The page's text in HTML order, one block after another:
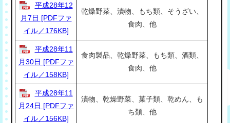
平成28年12
月7日 [PDFファ
イル／176KB]
乾燥野菜、漬物、もち類、そうざい、
食肉、他
平成28年11
月30日 [PDFファ
イル／158KB]
食肉製品、乾燥野菜、もち類、酒類、
食肉、他
平成28年11
月24日 [PDFファ
イル／156KB]
漬物、乾燥野菜、菓子類、乾めん、も
ち類、他